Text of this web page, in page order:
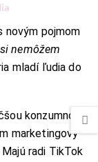
novým pojmom
nemôžem
mladí ľudia do
konzumnou
marketingový
radi TikTok